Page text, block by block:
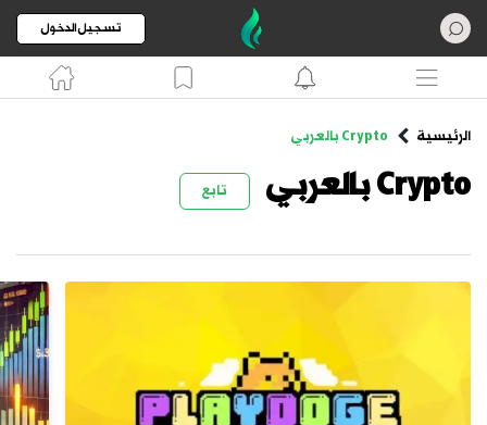
تسجيل الدخول
الرئيسية Crypto بالعربي
Crypto بالعربي تابع